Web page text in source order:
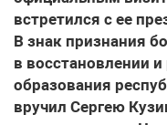
встретился с ее
В знак признания
в восстановлении
образования
вручил Сергею